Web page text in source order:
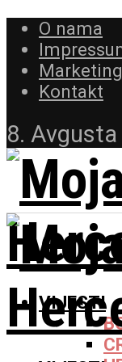
O nama
Marketing
Kontakt
8. Avgusta
VIJESTI